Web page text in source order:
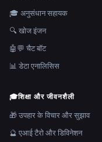
🎓 अनुसंधान सहायक
🔍 खोज इंजन
🤖💬 चैट बॉट
📊 डेटा एनालिसिस
🎓शिक्षा और जीवनशैली
🎁 उपहार के विचार और सुझाव
🔮 एआई टैरो और डिविनेशन